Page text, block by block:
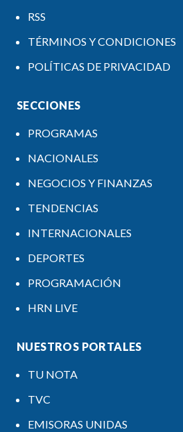
RSS
TÉRMINOS Y CONDICIONES
POLÍTICAS DE PRIVACIDAD
SECCIONES
PROGRAMAS
NACIONALES
NEGOCIOS Y FINANZAS
TENDENCIAS
INTERNACIONALES
DEPORTES
PROGRAMACIÓN
HRN LIVE
NUESTROS PORTALES
TU NOTA
TVC
EMISORAS UNIDAS